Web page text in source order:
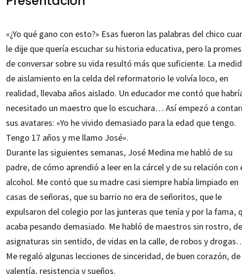
«¿Yo qué gano con esto?» Esas fueron las palabras del chico
le dije que quería escuchar su historia educativa, pero la
de conversar sobre su vida resultó más que suficiente. La
de aislamiento en la celda del reformatorio le volvía loco, en
realidad, llevaba años aislado. Un educador me contó que
necesitado un maestro que lo escuchara… Así empezó a
sus avatares: «Yo he vivido demasiado para la edad que tengo.
Tengo 17 años y me llamo José».
Durante las siguientes semanas, José Medina me habló de su
padre, de cómo aprendió a leer en la cárcel y de su relación con
alcohol. Me contó que su madre casi siempre había limpiado en
casas de señoras, que su barrio no era de señoritos, que le
expulsaron del colegio por las junteras que tenía y por la fama,
acaba pesando demasiado. Me habló de maestros sin rostro, de
asignaturas sin sentido, de vidas en la calle, de robos y
Me regaló algunas lecciones de sinceridad, de buen corazón, de
valentía, resistencia y sueños.